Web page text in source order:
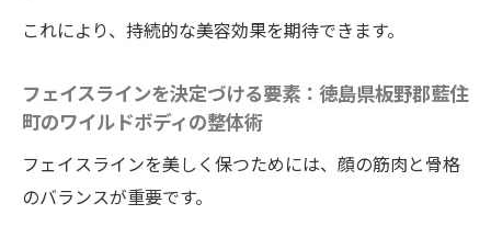
これにより、持続的な美容効果を期待できます。
フェイスラインを決定づける要素：徳島県板野郡藍住
町のワイルドボディの整体術
フェイスラインを美しく保つためには、顔の筋肉と骨格
のバランスが重要です。